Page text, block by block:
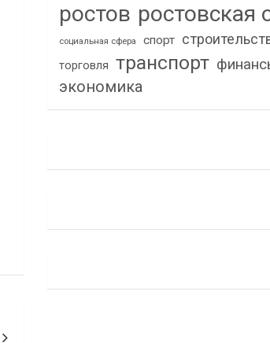
ростов ростовская
социальная сфера спорт
торговля транспорт
экономика